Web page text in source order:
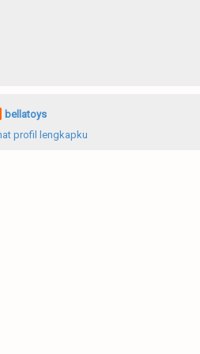
bellatoys
profil lengkapku